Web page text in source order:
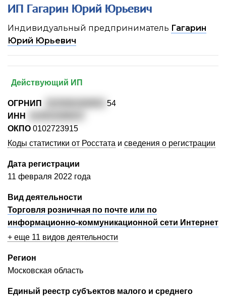
ИП Гагарин Юрий Юрьевич
Индивидуальный предприниматель Гагарин
Юрий Юрьевич
Действующий ИП
ОГРНИП
54
ИНН
ОКПО 0102723915
Коды статистики от Росстата и сведения о регистрации
Дата регистрации
11 февраля 2022 года
Вид деятельности
Торговля розничная по почте или по
информационно-коммуникационной сети Интернет
+ еще 11 видов деятельности
Регион
Московская область
Единый реестр субъектов малого и среднего